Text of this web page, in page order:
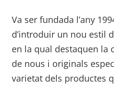
Va ser fundada l’any
d’introduir un nou estil
en la qual destaquen la
de nous i originals
varietat dels productes